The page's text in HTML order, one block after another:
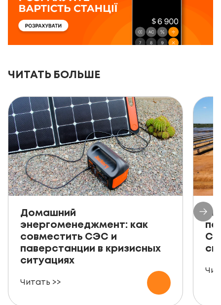
ЧИТАТЬ БОЛЬШЕ
Домашний
энергоменеджмент: как
совместить СЭС и
паверстанции в кризисных
ситуациях
Читать >>